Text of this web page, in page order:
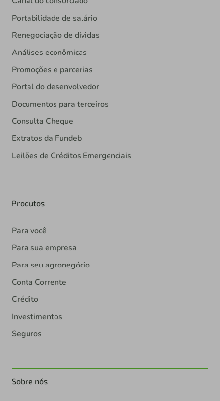
Portabilidade de salário
Renegociação de dívidas
Análises econômicas
Promoções e parcerias
Portal do desenvolvedor
Documentos para terceiros
Consulta Cheque
Extratos da Fundeb
Leilões de Créditos Emergenciais
Produtos
Para você
Para sua empresa
Para seu agronegócio
Conta Corrente
Crédito
Investimentos
Seguros
Sobre nós